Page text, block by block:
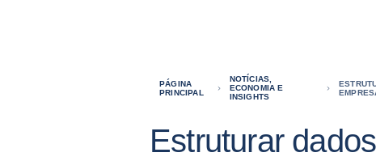
PÁGINA
PRINCIPAL
NOTÍCIAS,
ECONOMIA E
INSIGHTS
Estruturar